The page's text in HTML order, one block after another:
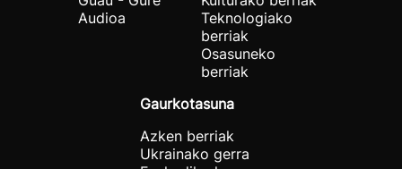
Audioa
Teknologiako
berriak
Osasuneko
berriak
Gaurkotasuna
Azken berriak
Ukrainako gerra